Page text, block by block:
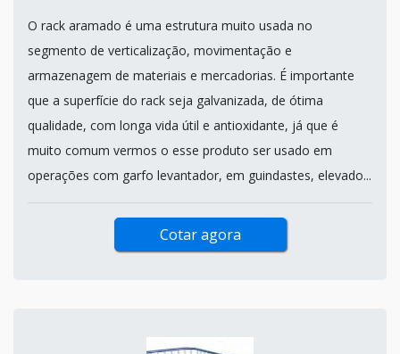
O rack aramado é uma estrutura muito usada no
segmento de verticalização, movimentação e
armazenagem de materiais e mercadorias. É importante
que a superfície do rack seja galvanizada, de ótima
qualidade, com longa vida útil e antioxidante, já que é
muito comum vermos o esse produto ser usado em
operações com garfo levantador, em guindastes, elevado...
Cotar agora